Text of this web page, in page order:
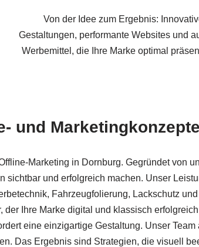
Von der Idee zum Ergebnis:
Gestaltungen, performante Websites und
Werbemittel, die Ihre Marke optimal
und Marketingkonzepte
Marketing in Dornburg. Gegründet von
und erfolgreich machen. Unser
Fahrzeugfolierung, Lackschutz
Ihre Marke digital und klassisch
eine einzigartige Gestaltung. Unser
Das Ergebnis sind Strategien, die visuell